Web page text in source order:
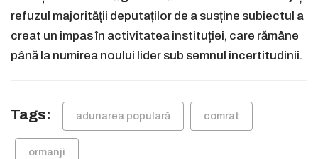
refuzul majorității deputaților de a susține subiectul a
creat un impas în activitatea instituției, care rămâne
până la numirea noului lider sub semnul incertitudinii.
Tags: adunarea populară comrat
ormanji